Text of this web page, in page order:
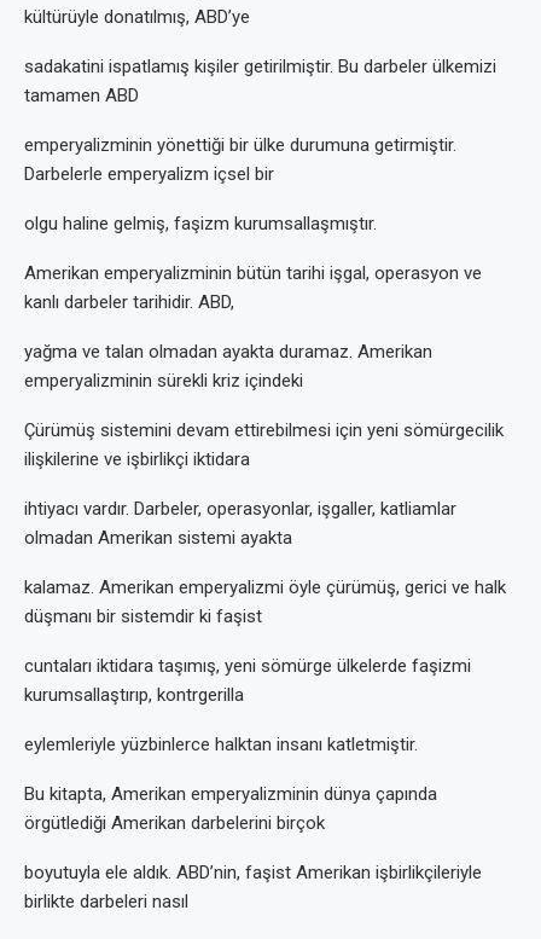
kültürüyle donatılmış, ABD’ye
sadakatini ispatlamış kişiler getirilmiştir. Bu darbeler ülkemizi
tamamen ABD
emperyalizminin yönettiği bir ülke durumuna getirmiştir.
Darbelerle emperyalizm içsel bir
olgu haline gelmiş, faşizm kurumsallaşmıştır.
Amerikan emperyalizminin bütün tarihi işgal, operasyon ve
kanlı darbeler tarihidir. ABD,
yağma ve talan olmadan ayakta duramaz. Amerikan
emperyalizminin sürekli kriz içindeki
Çürümüş sistemini devam ettirebilmesi için yeni sömürgecilik
ilişkilerine ve işbirlikçi iktidara
ihtiyacı vardır. Darbeler, operasyonlar, işgaller, katliamlar
olmadan Amerikan sistemi ayakta
kalamaz. Amerikan emperyalizmi öyle çürümüş, gerici ve halk
düşmanı bir sistemdir ki faşist
cuntaları iktidara taşımış, yeni sömürge ülkelerde faşizmi
kurumsallaştırıp, kontrgerilla
eylemleriyle yüzbinlerce halktan insanı katletmiştir.
Bu kitapta, Amerikan emperyalizminin dünya çapında
örgütlediği Amerikan darbelerini birçok
boyutuyla ele aldık. ABD’nin, faşist Amerikan işbirlikçileriyle
birlikte darbeleri nasıl